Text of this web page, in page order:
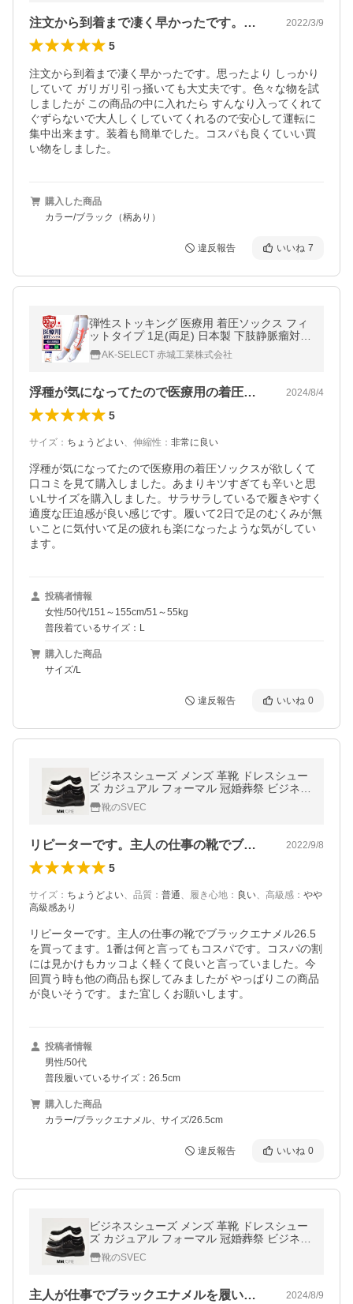
注文から到着まで凄く早かったです。思っ… 2022/3/9
5
注文から到着まで凄く早かったです。思ったより しっかり
していて ガリガリ引っ掻いても大丈夫です。色々な物を試
しましたが この商品の中に入れたら すんなり入ってくれて
ぐずらないで大人しくしていてくれるので安心して運転に
集中出来ます。装着も簡単でした。コスパも良くていい買
い物をしました。
購入した商品
カラー/ブラック（柄あり）
違反報告 いいね 7
弾性ストッキング 医療用 着圧ソックス フィ
ットタイプ 1足(両足) 日本製 下肢静脈瘤対策
一般医療機器 MBメディカルソックス
AK-SELECT 赤城工業株式会社
浮種が気になってたので医療用の着圧ソッ… 2024/8/4
5
サイズ ： ちょうどよい、 伸縮性 ： 非常に良い
浮種が気になってたので医療用の着圧ソックスが欲しくて
口コミを見て購入しました。あまりキツすぎても辛いと思
いLサイズを購入しました。サラサラしているで履きやすく
適度な圧迫感が良い感じです。履いて2日で足のむくみが無
いことに気付いて足の疲れも楽になったような気がしてい
投稿者情報
女性/50代/151～155cm/51～55kg
普段着ているサイズ：L
購入した商品
サイズ/L
違反報告 いいね 0
ビジネスシューズ メンズ 革靴 ドレスシュー
ズ カジュアル フォーマル 冠婚葬祭 ビジネス
エナメル シンプル ブラック 黒 ホワイト 白
ブラウン 茶色
靴のSVEC
リピーターです。主人の仕事の靴でブラッ… 2022/9/8
5
サイズ ： ちょうどよい、 品質 ： 普通、 履き心地 ： 良い、 高級感 ： やや
高級感あり
リピーターです。主人の仕事の靴でブラックエナメル26.5
を買ってます。1番は何と言ってもコスパです。コスパの割
には見かけもカッコよく軽くて良いと言っていました。今
回買う時も他の商品も探してみましたが やっぱりこの商品
が良いそうです。また宜しくお願いします。
投稿者情報
男性/50代
普段履いているサイズ：26.5cm
購入した商品
カラー/ブラックエナメル、サイズ/26.5cm
違反報告 いいね 0
ビジネスシューズ メンズ 革靴 ドレスシュー
ズ カジュアル フォーマル 冠婚葬祭 ビジネス
エナメル シンプル ブラック 黒 ホワイト 白
ブラウン 茶色
靴のSVEC
主人が仕事でブラックエナメルを履いてま… 2024/8/9